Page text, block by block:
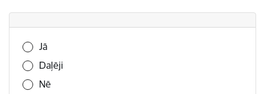
Vai šī informācija bija noderīga?
Jā
Daļēji
Nē